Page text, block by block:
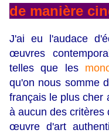
de manière
J'ai eu l'audace
œuvres
telles que les
qu'on nous somme
français le plus cher
à aucun des critères
œuvre d'art